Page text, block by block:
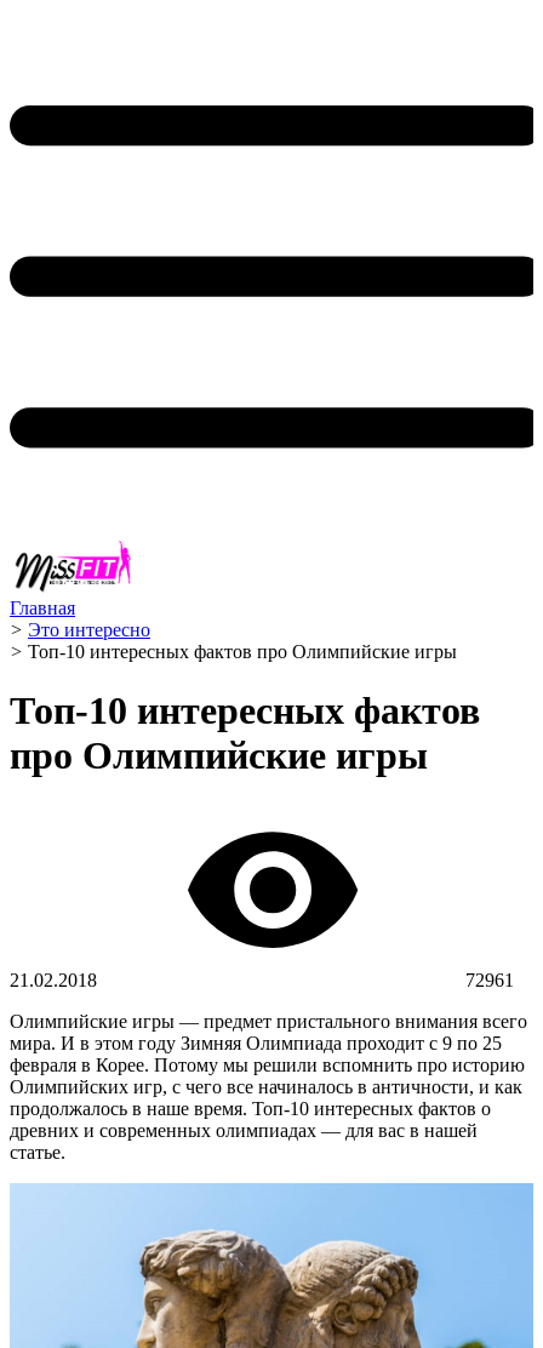
Главная
> Это интересно
> Топ-10 интересных фактов про Олимпийские игры
Топ-10 интересных фактов
про Олимпийские игры
21.02.2018
72961
Олимпийские игры — предмет пристального внимания всего
мира. И в этом году Зимняя Олимпиада проходит с 9 по 25
февраля в Корее. Потому мы решили вспомнить про историю
Олимпийских игр, с чего все начиналось в античности, и как
продолжалось в наше время. Топ-10 интересных фактов о
древних и современных олимпиадах — для вас в нашей
статье.